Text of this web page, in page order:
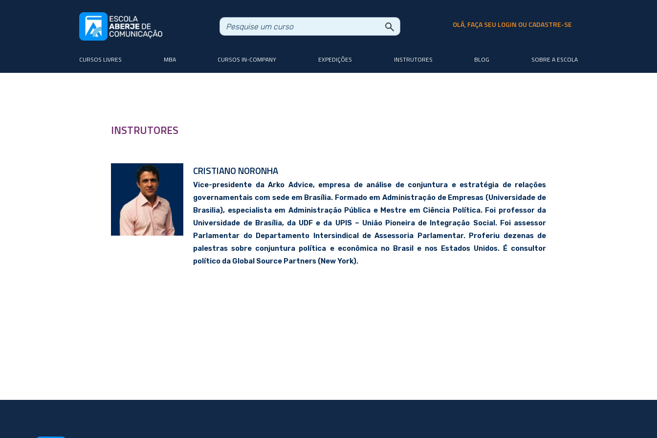
OLÁ, FAÇA SEU LOGIN OU CADASTRE-SE
CURSOS LIVRES MBA CURSOS IN-COMPANY EXPEDIÇÕES INSTRUTORES BLOG SOBRE A ESCOLA
INSTRUTORES
CRISTIANO NORONHA
Vice-presidente da Arko Advice, empresa de análise de conjuntura e estratégia de relações
governamentais com sede em Brasília. Formado em Administração de Empresas (Universidade de
Brasilia), especialista em Administração Pública e Mestre em Ciência Política. Foi professor da
Universidade de Brasília, da UDF e da UPIS – União Pioneira de Integração Social. Foi assessor
Parlamentar do Departamento Intersindical de Assessoria Parlamentar. Proferiu dezenas de
palestras sobre conjuntura política e econômica no Brasil e nos Estados Unidos. É consultor
político da Global Source Partners (New York).